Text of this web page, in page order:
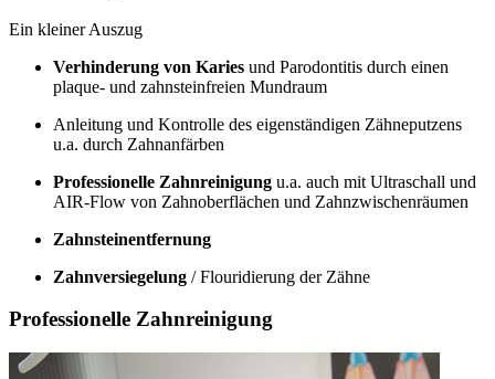
Ein kleiner Auszug
Verhinderung von Karies und Parodontitis durch einen
plaque- und zahnsteinfreien Mundraum
Anleitung und Kontrolle des eigenständigen Zähneputzens
u.a. durch Zahnanfärben
Professionelle Zahnreinigung u.a. auch mit Ultraschall und
AIR-Flow von Zahnoberflächen und Zahnzwischenräumen
Zahnsteinentfernung
Zahnversiegelung / Flouridierung der Zähne
Professionelle Zahnreinigung